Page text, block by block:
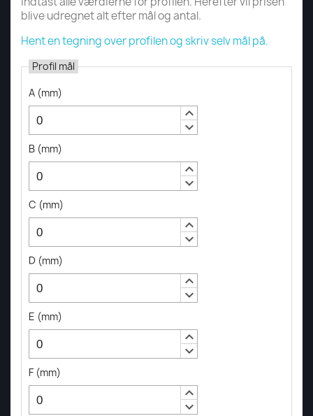
blive udregnet alt efter mål og antal.
Hent en tegning over profilen og skriv selv mål på.
Profil mål
A (mm)
keyboard_arrow_up
keyboard_arrow_down
B (mm)
keyboard_arrow_up
keyboard_arrow_down
C (mm)
keyboard_arrow_up
keyboard_arrow_down
D (mm)
keyboard_arrow_up
keyboard_arrow_down
E (mm)
keyboard_arrow_up
keyboard_arrow_down
F (mm)
keyboard_arrow_up
keyboard_arrow_down